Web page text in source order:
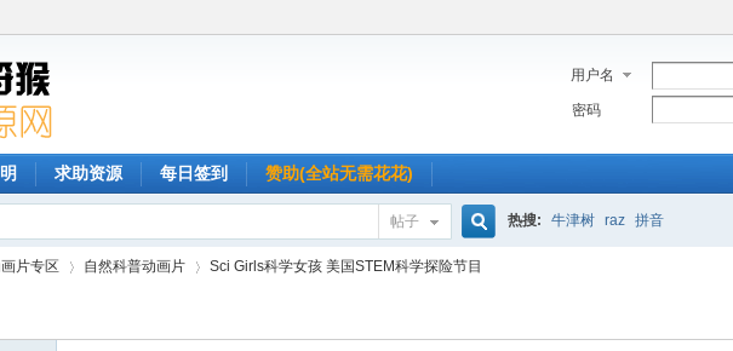
用户名
密码
求助资源 每日签到 赞助(全站无需花花)
帖子
搜
热搜: 牛津树 raz 拼音
片专区 自然科普动画片 Sci Girls科学女孩 美国STEM科学探险节目